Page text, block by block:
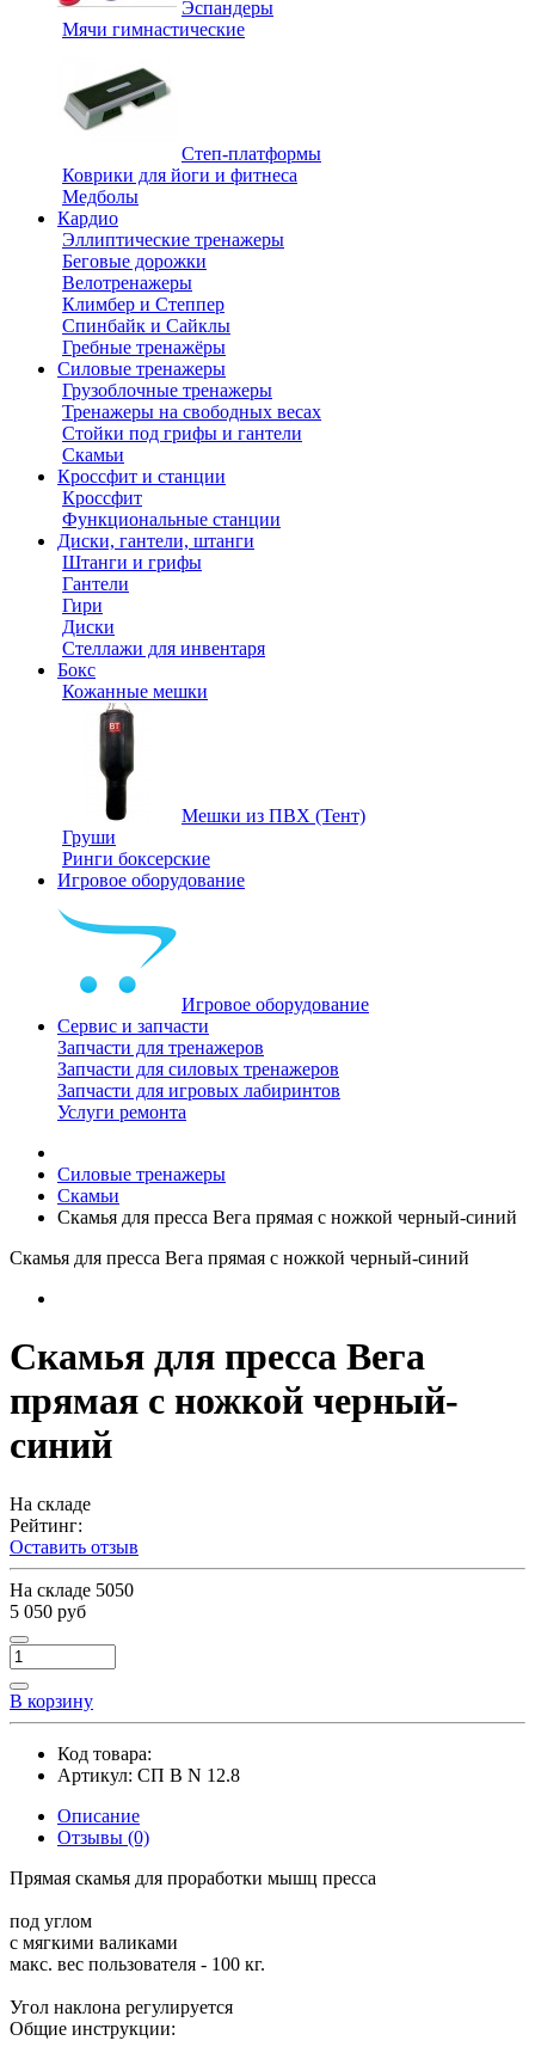
Эспандеры
Мячи гимнастические
Степ-платформы
Коврики для йоги и фитнеса
Медболы
Кардио
Эллиптические тренажеры
Беговые дорожки
Велотренажеры
Климбер и Степпер
Спинбайк и Сайклы
Гребные тренажёры
Силовые тренажеры
Грузоблочные тренажеры
Тренажеры на свободных весах
Стойки под грифы и гантели
Скамьи
Кроссфит и станции
Кроссфит
Функциональные станции
Диски, гантели, штанги
Штанги и грифы
Гантели
Гири
Диски
Стеллажи для инвентаря
Бокс
Кожанные мешки
Мешки из ПВХ (Тент)
Груши
Ринги боксерские
Игровое оборудование
Игровое оборудование
Сервис и запчасти
Запчасти для тренажеров
Запчасти для силовых тренажеров
Запчасти для игровых лабиринтов
Услуги ремонта
Силовые тренажеры
Скамьи
Скамья для пресса Вега прямая с ножкой черный-синий
Скамья для пресса Вега прямая с ножкой черный-синий
Скамья для пресса Вега
прямая с ножкой черный-
синий
На складе
Рейтинг:
Оставить отзыв
На складе 5050
5 050 руб
В корзину
Код товара:
Артикул: СП В N 12.8
Описание
Отзывы (0)
Прямая скамья для проработки мышц пресса
под углом
с мягкими валиками
макс. вес пользователя - 100 кг.
Угол наклона регулируется
Общие инструкции: